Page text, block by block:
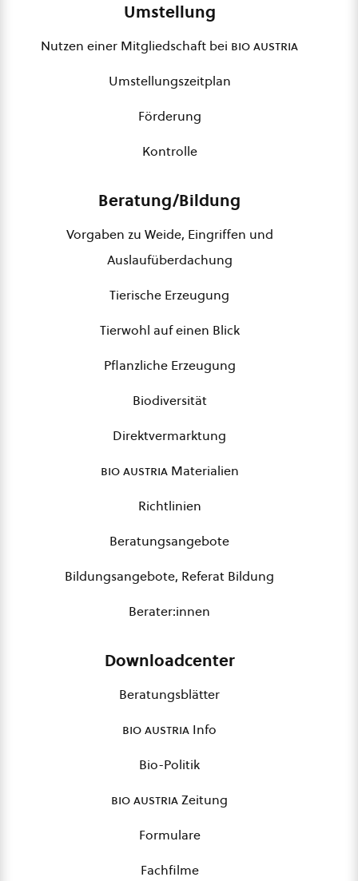
Umstellung
Nutzen einer Mitgliedschaft bei bio austria
Umstellungszeitplan
Förderung
Kontrolle
Beratung/Bildung
Vorgaben zu Weide, Eingriffen und
Auslaufüberdachung
Tierische Erzeugung
Tierwohl auf einen Blick
Pflanzliche Erzeugung
Biodiversität
Direktvermarktung
bio austriaMaterialien
Richtlinien
Beratungsangebote
Bildungsangebote, Referat Bildung
Berater:innen
Downloadcenter
Beratungsblätter
bio austria Info
Bio-Politik
bio austriaZeitung
Formulare
Fachfilme